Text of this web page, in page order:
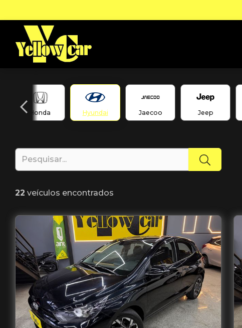
Honda Hyundai Jaecoo Jeep
22 veículos encontrados